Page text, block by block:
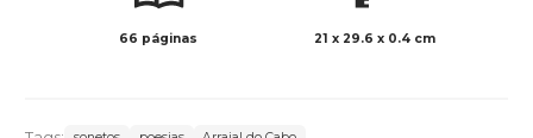
66 páginas 21 x 29.6 x 0.4 cm